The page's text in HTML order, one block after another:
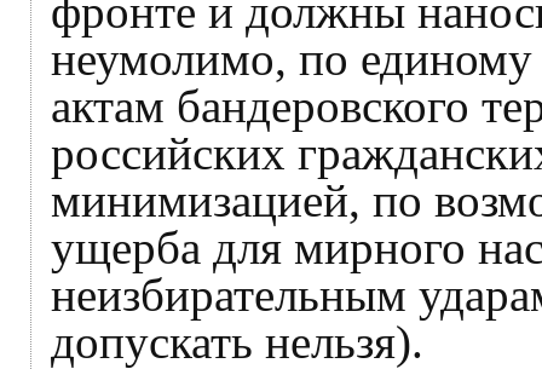
фронте и должны
неумолимо, по единому
актам бандеровского
российских
минимизацией, по
ущерба для мирного
неизбирательным
допускать нельзя).